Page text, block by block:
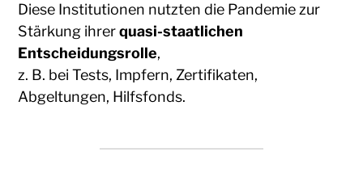
Diese Institutionen nutzten die Pandemie zur
Stärkung ihrerquasi-staatlichen
Entscheidungsrolle,
z. B. bei Tests, Impfern, Zertifikaten,
Abgeltungen, Hilfsfonds.